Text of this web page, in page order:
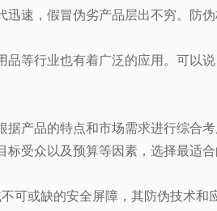
迅速，假冒伪劣产品层出不穷。防
品等行业也有着广泛的应用。可以
产品的特点和市场需求进行综合
受众以及预算等因素，选择最适合
可或缺的安全屏障，其防伪技术和